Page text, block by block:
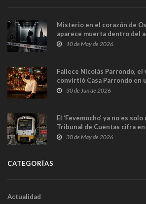
Misterio en el corazón de
aparece muerta dentro del
y las cámaras captan sus
10 de May de 2026
Fallece Nicolás Parrondo, el
convirtió Casa Parrondo en
en Madrid
30 de Jun de 2026
El ‘Fevemocho’ ya no es
Tribunal de Cuentas cifra
sobrecoste de los trenes
30 de May de 2026
CATEGORÍAS
Actualidad